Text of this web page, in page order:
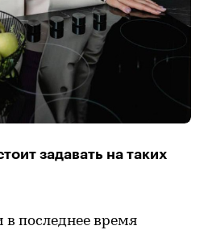
задавать на таких
в последнее время